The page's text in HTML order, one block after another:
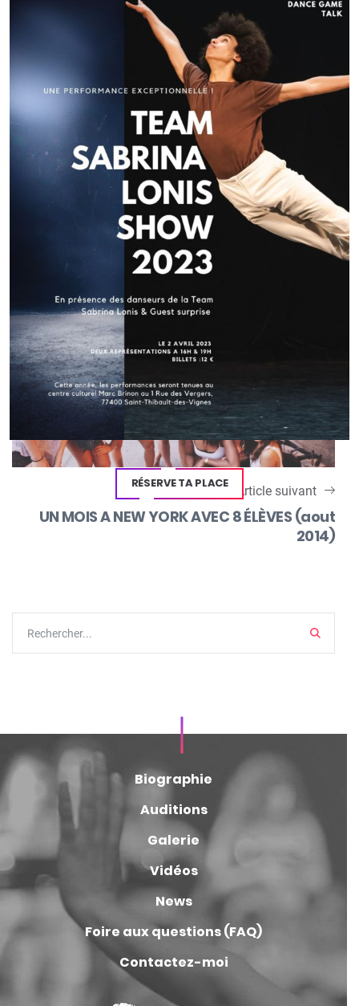
Navigation
de
l’article
Article précédent
Spectacle de fin d’année de l’Académie de
Article suivant
UN MOIS A NEW YORK AVEC 8 ÉLÈVES (aout
2014)
Biographie
Auditions
Galerie
Vidéos
News
Foire aux questions (FAQ)
Contactez-moi
RÉSERVE TA PLACE